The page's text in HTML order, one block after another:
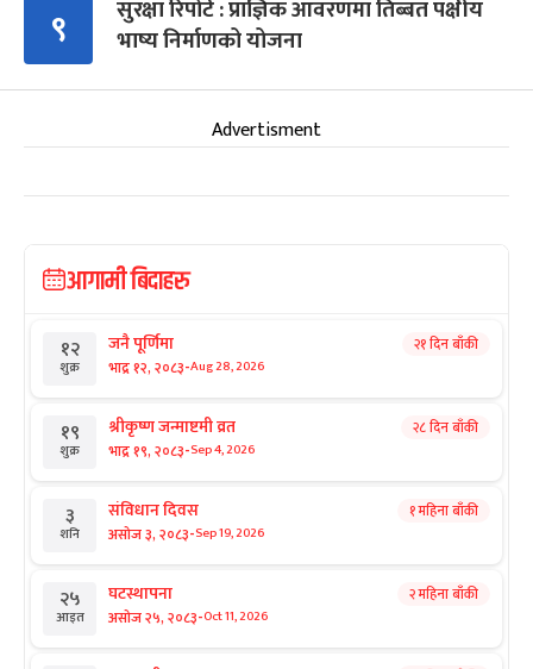
९
सुरक्षा रिपोर्ट : प्राज्ञिक आवरणमा तिब्बत पक्षीय
भाष्य निर्माणको योजना
Advertisment
आगामी बिदाहरु
१२
शुक्र
जनै पूर्णिमा
भाद्र १२, २०८३-Aug 28, 2026
२१ दिन बाँकी
१९
शुक्र
श्रीकृष्ण जन्माष्टमी व्रत
भाद्र १९, २०८३-Sep 4, 2026
२८ दिन बाँकी
३
शनि
संविधान दिवस
असोज ३, २०८३-Sep 19, 2026
१ महिना बाँकी
२५
आइत
घटस्थापना
असोज २५, २०८३-Oct 11, 2026
२ महिना बाँकी